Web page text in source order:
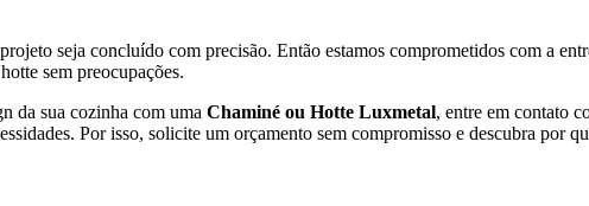
seja concluído com precisão. Então estamos comprometidos com a
sem preocupações.
da sua cozinha com uma Chaminé ou Hotte Luxmetal, entre em contato
Por isso, solicite um orçamento sem compromisso e descubra por